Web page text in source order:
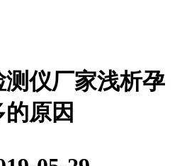
测仪厂家浅析孕
原因